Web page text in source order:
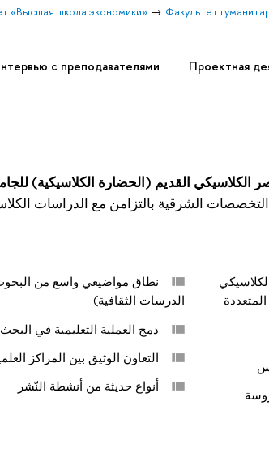
«Высшая школа экономики» Факультет
с преподавателями Проектная
الكلاسيكي القديم (الحضارة الكلاسيكية)
الشرقية بالتزامن مع الدراسات
نطاق مواضيعي واسع من
الدرسات الثقافية)
دمج العملية التعليمية في
التعاون الوثيق بين المراكز
أنواع حديثة من أنشطة النّشر